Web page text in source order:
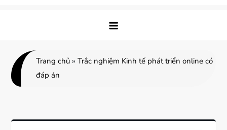
Trang chủ »Trắc nghiệm Kinh tế phát triển online có
đáp án